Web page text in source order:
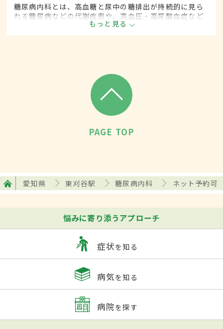
糖尿病内科とは、高血糖と尿中の糖排出が持続的に見ら
れる糖尿病などの代謝疾患や、高血圧・高尿酸血症など
生活習慣病を専門的に取り扱う内科の一領域です。
もっと見る
PAGE TOP
愛知県 東刈谷駅 糖尿病内科 ネット予約可
悩みに寄り添うアプローチ
症状を知る
病気を知る
病院を探す